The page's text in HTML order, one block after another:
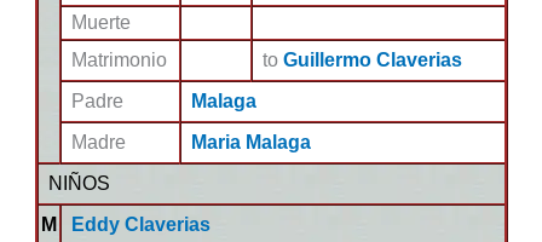
Muerte
Matrimonio
to Guillermo Claverias
Padre
Malaga
Madre
Maria Malaga
NIÑOS
M
Eddy Claverias